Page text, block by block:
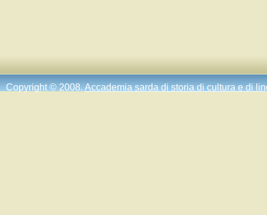
Copyright © 2008.Accademia sarda di storia di cultura e di